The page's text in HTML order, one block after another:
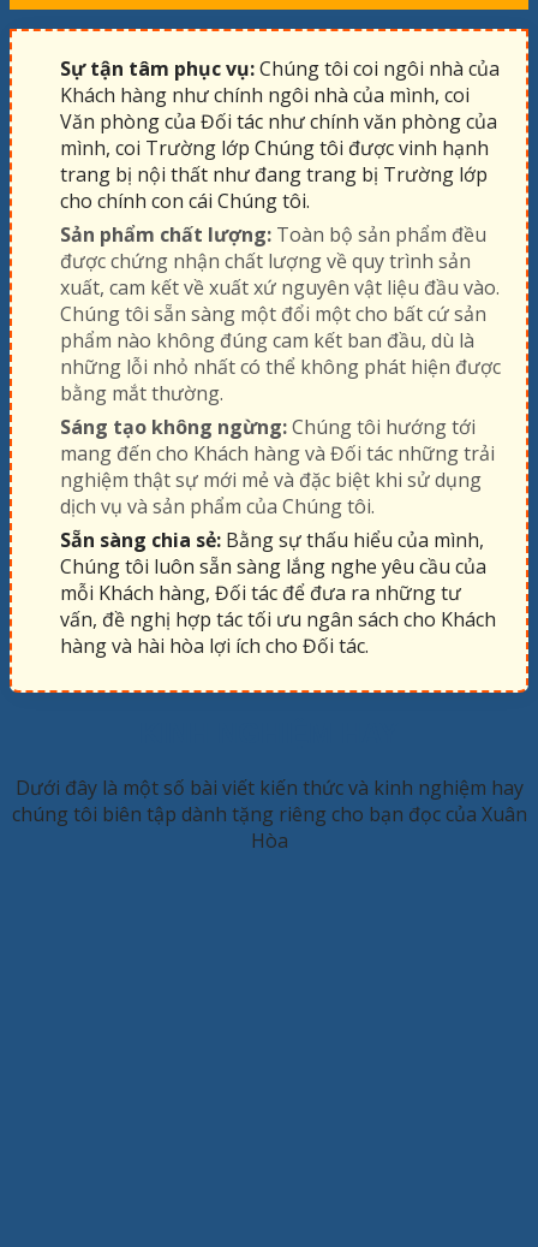
Sự tận tâm phục vụ:Chúng tôi coi ngôi nhà của
Khách hàng như chính ngôi nhà của mình, coi
Văn phòng của Đối tác như chính văn phòng của
mình, coi Trường lớp Chúng tôi được vinh hạnh
trang bị nội thất như đang trang bị Trường lớp
cho chính con cái Chúng tôi.
Sản phẩm chất lượng: Toàn bộ sản phẩm đều
được chứng nhận chất lượng về quy trình sản
xuất, cam kết về xuất xứ nguyên vật liệu đầu vào.
Chúng tôi sẵn sàng một đổi một cho bất cứ sản
phẩm nào không đúng cam kết ban đầu, dù là
những lỗi nhỏ nhất có thể không phát hiện được
bằng mắt thường.
Sáng tạo không ngừng:Chúng tôi hướng tới
mang đến cho Khách hàng và Đối tác những trải
nghiệm thật sự mới mẻ và đặc biệt khi sử dụng
dịch vụ và sản phẩm của Chúng tôi.
Sẵn sàng chia sẻ: Bằng sự thấu hiểu của mình,
Chúng tôi luôn sẵn sàng lắng nghe yêu cầu của
mỗi Khách hàng, Đối tác để đưa ra những tư
vấn, đề nghị hợp tác tối ưu ngân sách cho Khách
hàng và hài hòa lợi ích cho Đối tác.
Dưới đây là một số bài viết kiến thức và kinh nghiệm hay
chúng tôi biên tập dành tặng riêng cho bạn đọc của Xuân
Hòa